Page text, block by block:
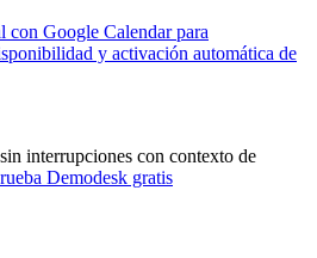
con Google Calendar para
y activación automática de
interrupciones con contexto de
Demodesk gratis